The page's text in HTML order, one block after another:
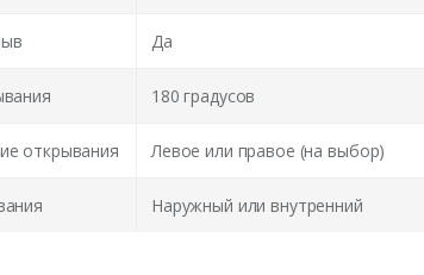
Да
180 градусов
открывания Левое или правое (на выбор)
Наружный или внутренний